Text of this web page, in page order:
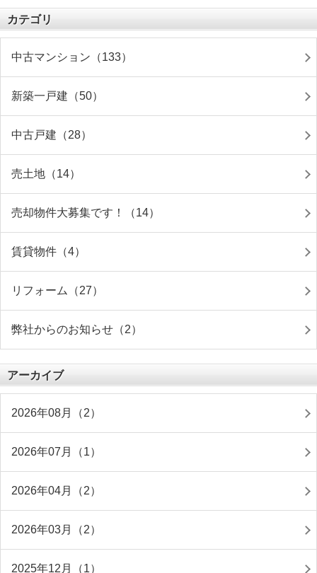
カテゴリ
中古マンション（133）
新築一戸建（50）
中古戸建（28）
売土地（14）
売却物件大募集です！（14）
賃貸物件（4）
リフォーム（27）
弊社からのお知らせ（2）
アーカイブ
2026年08月（2）
2026年07月（1）
2026年04月（2）
2026年03月（2）
2025年12月（1）